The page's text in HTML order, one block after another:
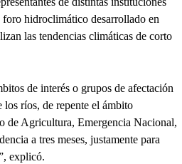
foro hidroclimático desarrollado en
las tendencias climáticas de corto
de interés o grupos de afectación
los ríos, de repente el ámbito
de Agricultura, Emergencia Nacional,
a tres meses, justamente para
explicó.